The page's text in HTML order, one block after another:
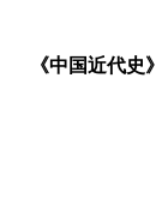
《中国近代史》